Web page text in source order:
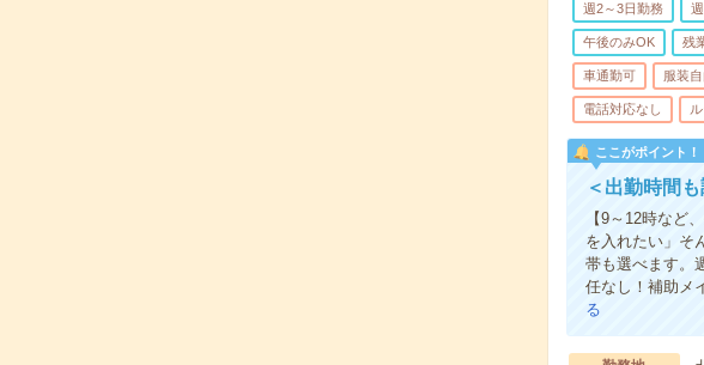
週2～3日勤務
午後のみOK 残
車通勤可 服装
電話対応なし
ここがポイント！
＜出勤時間
【9～12時など
を入れたい」そ
帯も選べます。
任なし！補助メ
る